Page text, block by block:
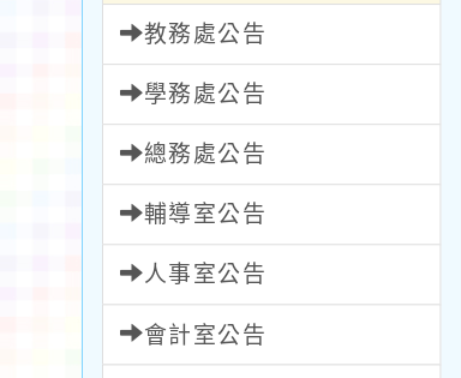
教務處公告
學務處公告
總務處公告
輔導室公告
人事室公告
會計室公告